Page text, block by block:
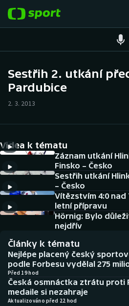
Hokej
Cyklistika
DALŠÍ SPORTY
Americký fotbal
Baseball a softbal
Basketbal
Biatlon
Boby a skeleton
NEPŘEHLÉDNĚTE
Historické návraty
Aplikace ČT sport
AZ kvíz
Sestřih 2. utkání
Pardubice
2. 3. 2013
Videa k tématu
Záznam utkání
Finsko – Česko
Sestřih utkání
– Česko
Vítězstvím 4:0
letní přípravu
Hörnig: Bylo
nejdřív
Články k tématu
Nejlépe placený český
podle Forbesu vydělal 275
Před 19 hod
Česká osmnáctka ztrátu proti
medaile si nezahraje
Aktualizováno před 22 hod